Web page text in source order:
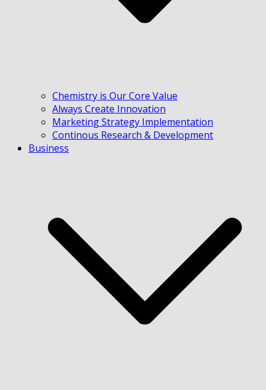
Chemistry is Our Core Value
Always Create Innovation
Marketing Strategy Implementation
Continous Research & Development
Business